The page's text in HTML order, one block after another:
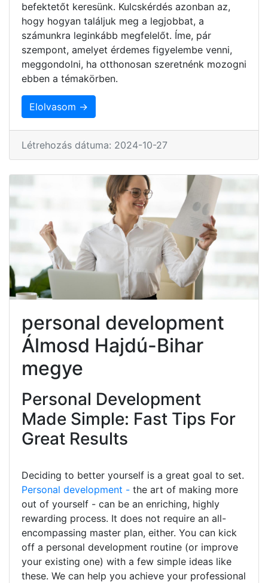
befektetőt keresünk. Kulcskérdés azonban az,
hogy hogyan találjuk meg a legjobbat, a
számunkra leginkább megfelelőt. Íme, pár
szempont, amelyet érdemes figyelembe venni,
meggondolni, ha otthonosan szeretnénk mozogni
ebben a témakörben.
Elolvasom →
Létrehozás dátuma: 2024-10-27
personal development
Álmosd Hajdú-Bihar
megye
Personal Development
Made Simple: Fast Tips For
Great Results
Deciding to better yourself is a great goal to set.
Personal development - the art of making more
out of yourself - can be an enriching, highly
rewarding process. It does not require an all-
encompassing master plan, either. You can kick
off a personal development routine (or improve
your existing one) with a few simple ideas like
these. We can help you achieve your professional